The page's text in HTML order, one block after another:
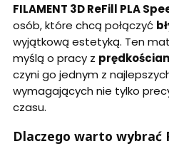
FILAMENT 3D ReFill PLA
osób, które chcą połączyć
wyjątkową estetyką. Ten
myślą o pracy z
czyni go jednym z
wymagających nie tylko
czasu.
Dlaczego warto wybrać